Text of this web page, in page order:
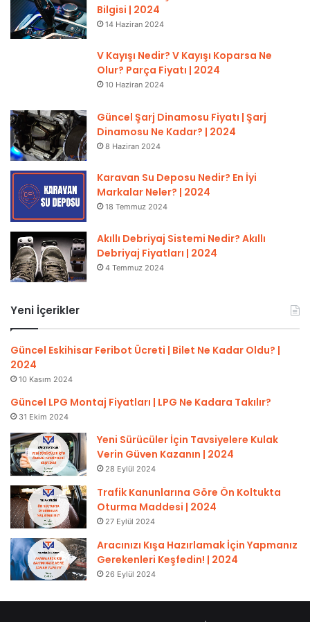
Bilgisi | 2024
14 Haziran 2024
V Kayışı Nedir? V Kayışı Koparsa Ne
Olur? Parça Fiyatı | 2024
10 Haziran 2024
Güncel Şarj Dinamosu Fiyatı | Şarj
Dinamosu Ne Kadar? | 2024
8 Haziran 2024
Karavan Su Deposu Nedir? En İyi
Markalar Neler? | 2024
18 Temmuz 2024
Akıllı Debriyaj Sistemi Nedir? Akıllı
Debriyaj Fiyatları | 2024
4 Temmuz 2024
Yeni İçerikler
Güncel Eskihisar Feribot Ücreti | Bilet Ne Kadar Oldu? |
2024
10 Kasım 2024
Güncel LPG Montaj Fiyatları | LPG Ne Kadara Takılır?
31 Ekim 2024
Yeni Sürücüler İçin Tavsiyelere Kulak
Verin Güven Kazanın | 2024
28 Eylül 2024
Trafik Kanunlarına Göre Ön Koltukta
Oturma Maddesi | 2024
27 Eylül 2024
Aracınızı Kışa Hazırlamak İçin Yapmanız
Gerekenleri Keşfedin! | 2024
26 Eylül 2024